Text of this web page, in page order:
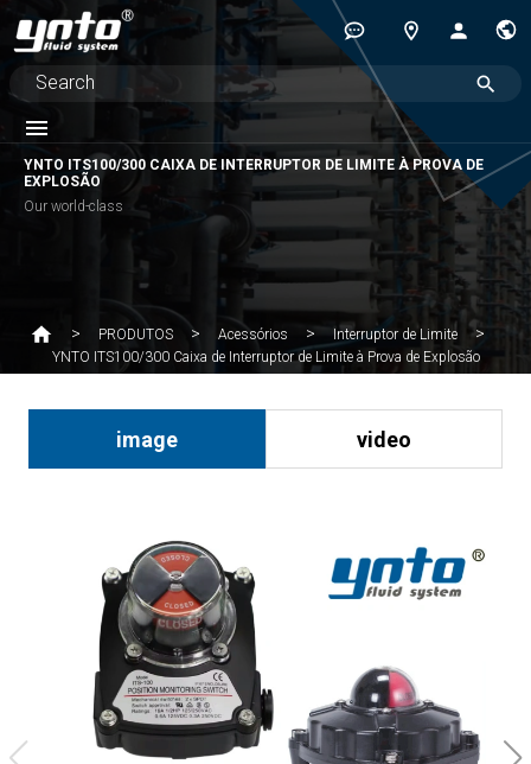
YNTO ITS100/300 CAIXA DE INTERRUPTOR DE LIMITE À PROVA DE
EXPLOSÃO
Our world-class
PRODUTOS Acessórios
Interruptor de Limite
YNTO ITS100/300 Caixa de Interruptor de Limite à Prova de Explosão
image video